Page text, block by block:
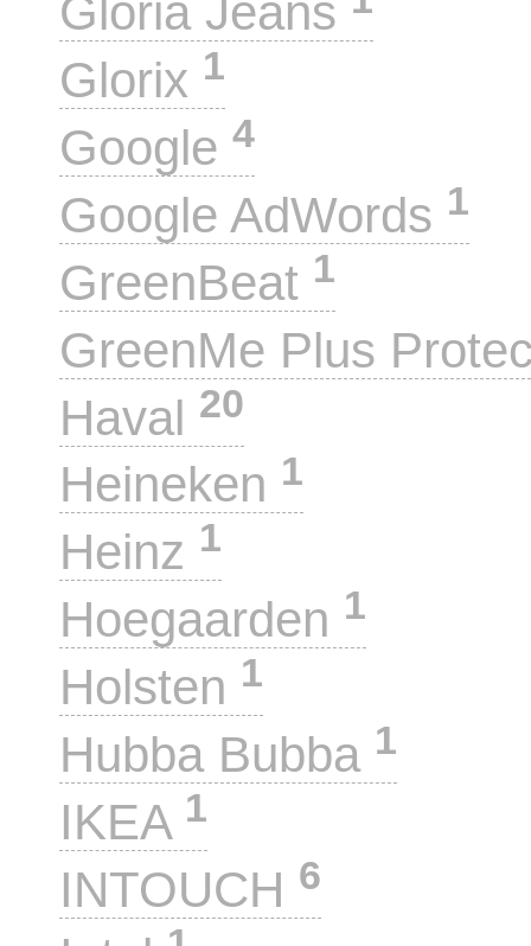
Gloria Jeans
Glorix 1
Google 4
Google AdWords 1
GreenBeat 1
GreenMe Plus
Haval 20
Heineken 1
Heinz 1
Hoegaarden 1
Holsten 1
Hubba Bubba 1
IKEA 1
INTOUCH 6